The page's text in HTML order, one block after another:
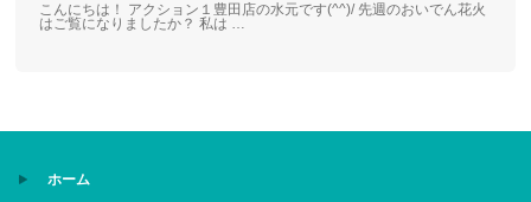
こんにちは！ アクション１豊田店の水元です(^^)/ 先週のおいでん花火
はご覧になりましたか？ 私は …
ホーム